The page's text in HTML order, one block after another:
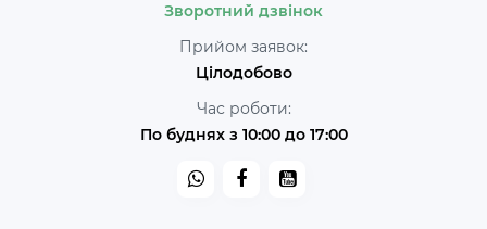
Зворотний дзвінок
Прийом заявок:
Цілодобово
Час роботи:
По буднях з 10:00 до 17:00